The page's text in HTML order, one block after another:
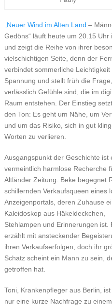
„Neuer Wind im Alten Land –
Gedöns“ läuft heute um 20.15 Uhr
und zeigt die Reihe von ihrer
vielschichtigen Seite, denn der
verbindet sommerliche Leichtigkeit
Spannung und stellt früh die
verlässlich Gefühle sind, die im
Raum entstehen. Der Einstieg
den Ton: Es geht um Nähe, um
und um das Risiko, sich in gut
Worten zu verlieren.
Ausgangspunkt der Geschichte ist
vermeintlich harmlose Recherche
Altländer Zeitung. Beke begegnet
schillernden Verkaufsqueen eines
Anzeigenportals, deren Zuhause
Kaleidoskop aus Häkeldeckchen,
Stehlampen und Erinnerungen ist.
erzählt mit ansteckender
ihren Verkaufserfolgen, doch ihr
Schatz scheint ein Mann zu sein,
getroffen hat.
Toni, Krankenpfleger aus Berlin,
nur eine kurze Nachfrage zu